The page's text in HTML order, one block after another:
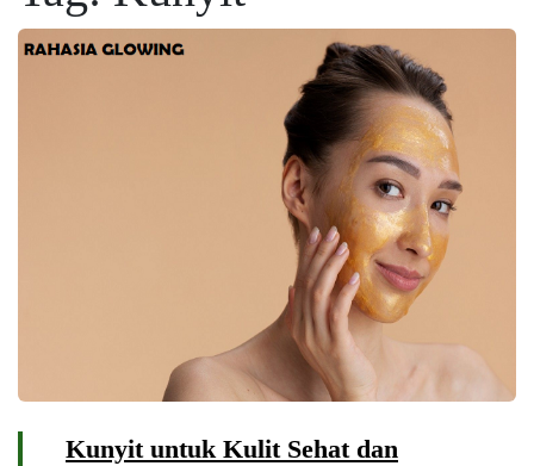
Kunyit untuk Kulit Sehat dan